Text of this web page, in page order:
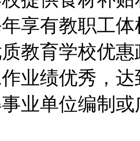
年享有教职工
教育学校优惠
作业绩优秀，
业单位编制